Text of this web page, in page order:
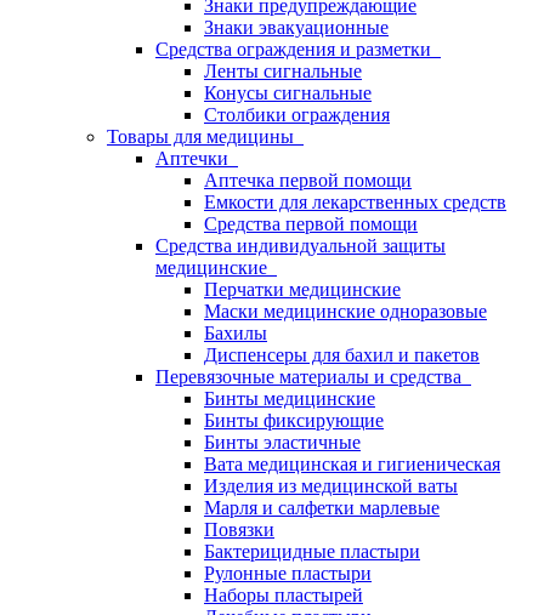
Знаки предупреждающие
Знаки эвакуационные
Средства ограждения и разметки
Ленты сигнальные
Конусы сигнальные
Столбики ограждения
Товары для медицины
Аптечки
Аптечка первой помощи
Емкости для лекарственных средств
Средства первой помощи
Средства индивидуальной защиты
медицинские
Перчатки медицинские
Маски медицинские одноразовые
Бахилы
Диспенсеры для бахил и пакетов
Перевязочные материалы и средства
Бинты медицинские
Бинты фиксирующие
Бинты эластичные
Вата медицинская и гигиеническая
Изделия из медицинской ваты
Марля и салфетки марлевые
Повязки
Бактерицидные пластыри
Рулонные пластыри
Наборы пластырей